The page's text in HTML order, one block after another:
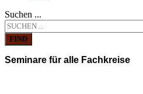
Suchen ...
FIND
Seminare für alle Fachkreise